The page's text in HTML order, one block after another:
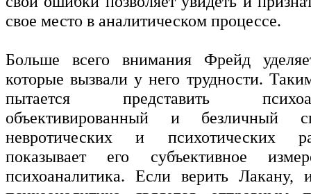
свое место в аналитическом процессе.
Больше всего внимания Фрейд
которые вызвали у него трудности.
пытается представить
объективированный и безличный
невротических и психотических
показывает его субъективное
психоаналитика. Если верить Лакану,